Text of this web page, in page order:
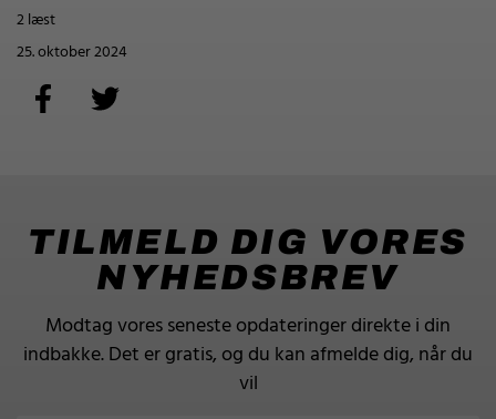
2 læst
25. oktober 2024
TILMELD DIG VORES
NYHEDSBREV
Modtag vores seneste opdateringer direkte i din
indbakke.Det er gratis, og du kan afmelde dig, når du
vil